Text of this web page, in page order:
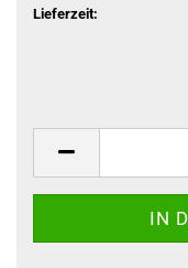
Lieferzeit: